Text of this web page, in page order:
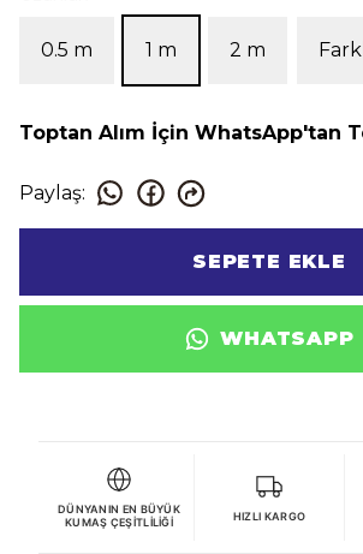
0.5 m 1 m 2 m
Toptan Alım İçin WhatsApp'tan
Paylaş:
SEPETE EKLE
WHATSAPP
DÜNYANIN EN BÜYÜK
KUMAŞ ÇEŞITLILIĞI
HIZLI KARGO